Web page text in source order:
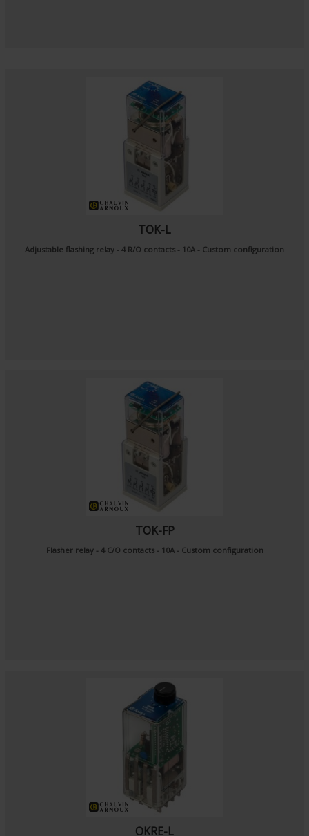
TOK-L
Adjustable flashing relay - 4 R/O contacts - 10A - Custom configuration
TOK-FP
Flasher relay - 4 C/O contacts - 10A - Custom configuration
OKRE-L